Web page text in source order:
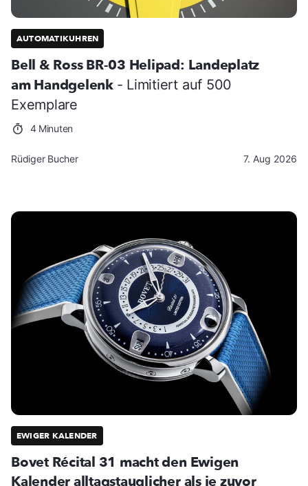
AUTOMATIKUHREN
Bell & Ross BR-03 Helipad: Landeplatz
am Handgelenk - Limitiert auf 500
Exemplare
4 Minuten
Rüdiger Bucher 7. Aug 2026
EWIGER KALENDER
Bovet Récital 31 macht den Ewigen
Kalender alltagstauglicher als je zuvor